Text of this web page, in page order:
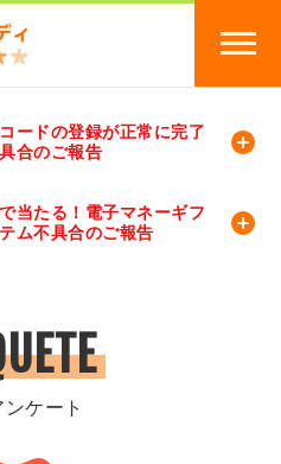
ードの登録が正常に完了
合のご報告
で当たる！電子マネーギフ
ム不具合のご報告
ケート